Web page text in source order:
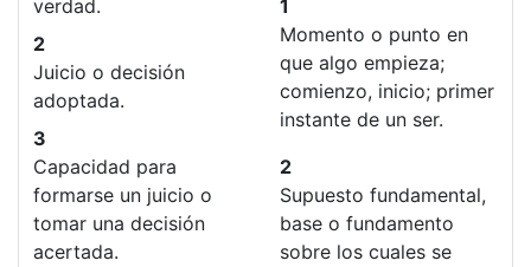
verdad.
2
Juicio o decisión
adoptada.
3
Capacidad para
formarse un juicio o
tomar una decisión
acertada.
1
Momento o punto en
que algo empieza;
comienzo, inicio; primer
instante de un ser.
2
Supuesto fundamental,
base o fundamento
sobre los cuales se